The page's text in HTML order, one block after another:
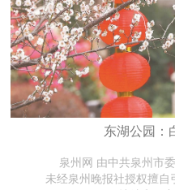
东湖公园：
泉州网 由中共泉州市
未经泉州晚报社授权擅